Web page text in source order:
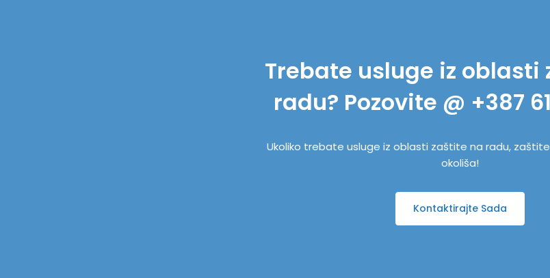
Trebate usluge iz oblasti
radu? Pozovite @ +387
Ukoliko trebate usluge iz oblasti zaštite na radu,
okoliša!
Kontaktirajte Sada